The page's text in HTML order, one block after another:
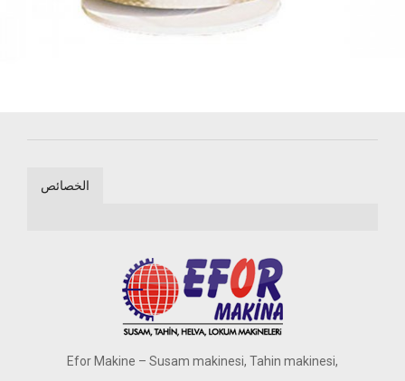
الخصائص
Efor Makine – Susam makinesi, Tahin makinesi,